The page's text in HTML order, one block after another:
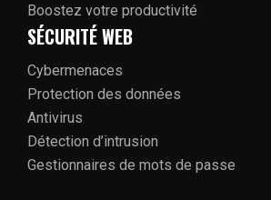
Boostez votre productivité
SÉCURITÉ WEB
Cybermenaces
Protection des données
Antivirus
Détection d’intrusion
Gestionnaires de mots de passe